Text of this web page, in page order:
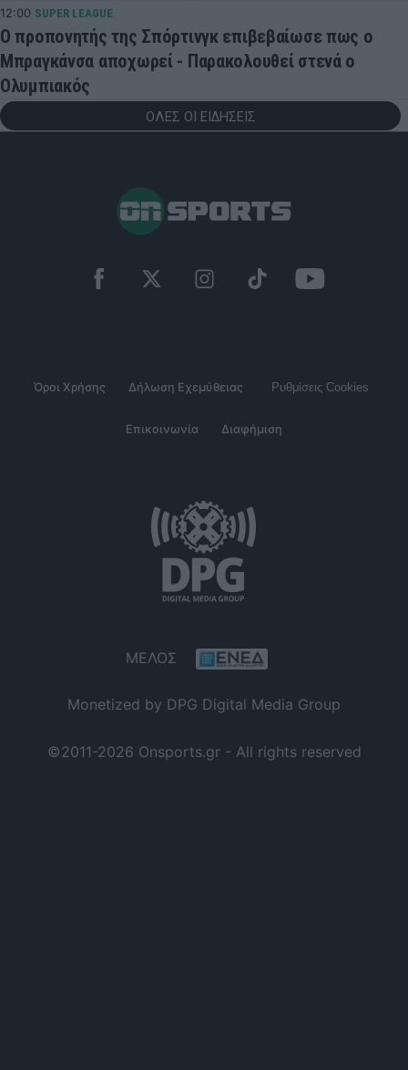
12:00 SUPER LEAGUE
Ο προπονητής της Σπόρτινγκ επιβεβαίωσε πως ο
Μπραγκάνσα αποχωρεί - Παρακολουθεί στενά ο
Ολυμπιακός
ΟΛΕΣ ΟΙ ΕΙΔΗΣΕΙΣ
Όροι Χρήσης Δήλωση Εχεμύθειας Ρυθμίσεις Cookies
Επικοινωνία Διαφήμιση
ΜΕΛΟΣ
Monetized by DPG Digital Media Group
©2011-2026 Onsports.gr - All rights reserved